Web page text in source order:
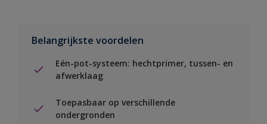
Belangrijkste voordelen
Eén-pot-systeem: hechtprimer, tussen- en
afwerklaag
Toepasbaar op verschillende
ondergronden